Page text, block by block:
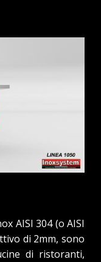
AISI 304 (o AISI
di 2mm, sono
di ristoranti,